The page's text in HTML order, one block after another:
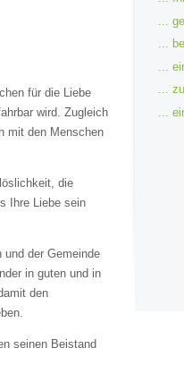
für die Liebe
wird. Zugleich
mit den Menschen
die
Ihre Liebe sein
und der Gemeinde
in guten und in
den
seinen Beistand
...
...
...
...
...